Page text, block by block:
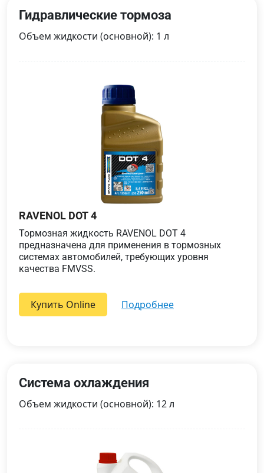
Гидравлические тормоза
Объем жидкости (основной): 1 л
RAVENOL DOT 4
Тормозная жидкость RAVENOL DOT 4
предназначена для применения в тормозных
системах автомобилей, требующих уровня
качества FMVSS.
Купить Online подробнее
Система охлаждения
Объем жидкости (основной): 12 л